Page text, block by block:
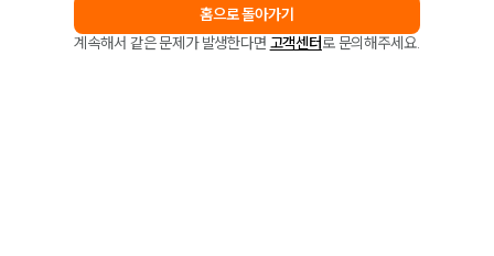
홈으로 돌아가기
계속해서 같은 문제가 발생한다면 고객센터로 문의해주세요.